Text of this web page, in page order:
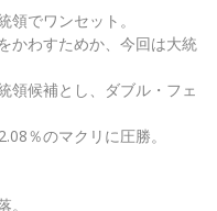
でワンセット。
かわすためか、今回は大統
領候補とし、ダブル・フェ
％のマクリに圧勝。